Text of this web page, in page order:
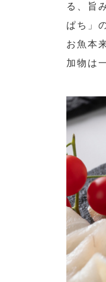
る、旨
ぱち」
お魚本
加物は